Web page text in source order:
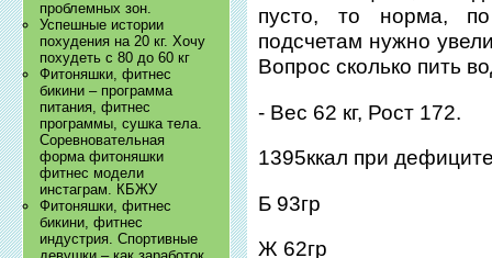
проблемных зон.
Успешные истории
похудения на 20 кг. Хочу
похудеть с 80 до 60 кг
Фитоняшки, фитнес
бикини – программа
питания, фитнес
программы, сушка тела.
Соревновательная
форма фитоняшки
фитнес модели
инстаграм. КБЖУ
Фитоняшки, фитнес
бикини, фитнес
индустрия. Спортивные
пусто, то норма,
подсчетам нужно
Вопрос сколько пить
- Вес 62 кг, Рост 172.
1395ккал при
Б 93гр
Ж 62гр